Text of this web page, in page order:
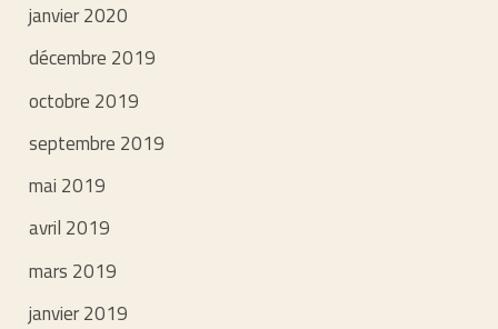
janvier 2020
décembre 2019
octobre 2019
septembre 2019
mai 2019
avril 2019
mars 2019
janvier 2019